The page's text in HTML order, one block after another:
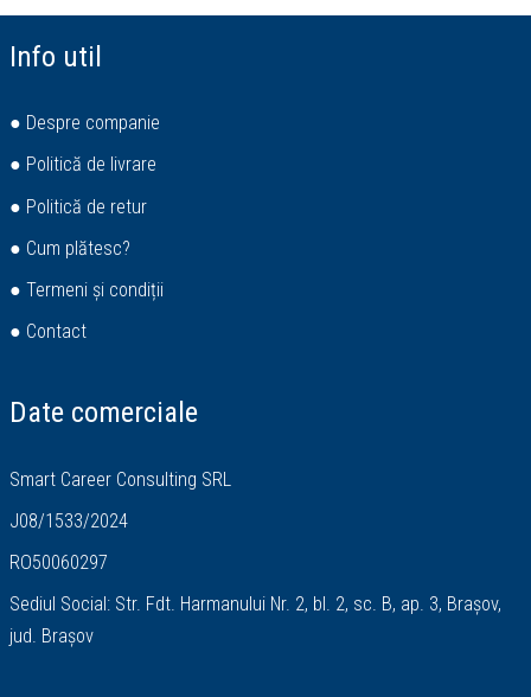
Info util
● Despre companie
● Politică de livrare
● Politică de retur
● Cum plătesc?
● Termeni și condiții
● Contact
Date comerciale
Smart Career Consulting SRL
J08/1533/2024
RO50060297
Sediul Social: Str. Fdt. Harmanului Nr. 2, bl. 2, sc. B, ap. 3, Brașov,
jud. Brașov